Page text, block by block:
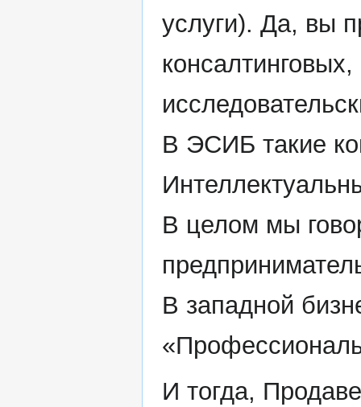
услуги). Да, вы
В ЭСИБ такие
В целом мы
В западной
И тогда,